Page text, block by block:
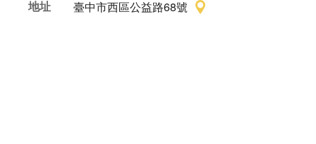
地址
臺中市西區公益路68號